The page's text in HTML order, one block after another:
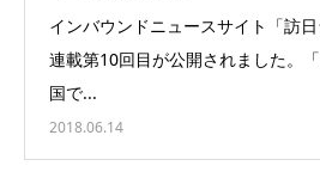
インバウンドニュースサイト「訪
連載第10回目が公開されました。
国で...
2018.06.14